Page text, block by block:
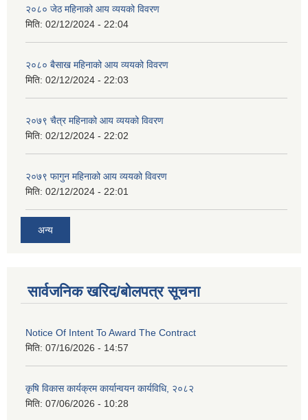
२०८० जेठ महिनाको आय व्ययको विवरण
मिति: 02/12/2024 - 22:04
२०८० बैसाख महिनाको आय व्ययको विवरण
मिति: 02/12/2024 - 22:03
२०७९ चैत्र महिनाको आय व्ययको विवरण
मिति: 02/12/2024 - 22:02
२०७९ फागुन महिनाको आय व्ययको विवरण
मिति: 02/12/2024 - 22:01
अन्य
सार्वजनिक खरिद/बोलपत्र सूचना
Notice Of Intent To Award The Contract
मिति: 07/16/2026 - 14:57
कृषि विकास कार्यक्रम कार्यान्वयन कार्यविधि, २०८२
मिति: 07/06/2026 - 10:28